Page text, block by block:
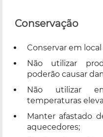
Conservação
Conservar em
Não utilizar
poderão causar
Não utilizar
temperaturas
Manter afastado
aquecedores;